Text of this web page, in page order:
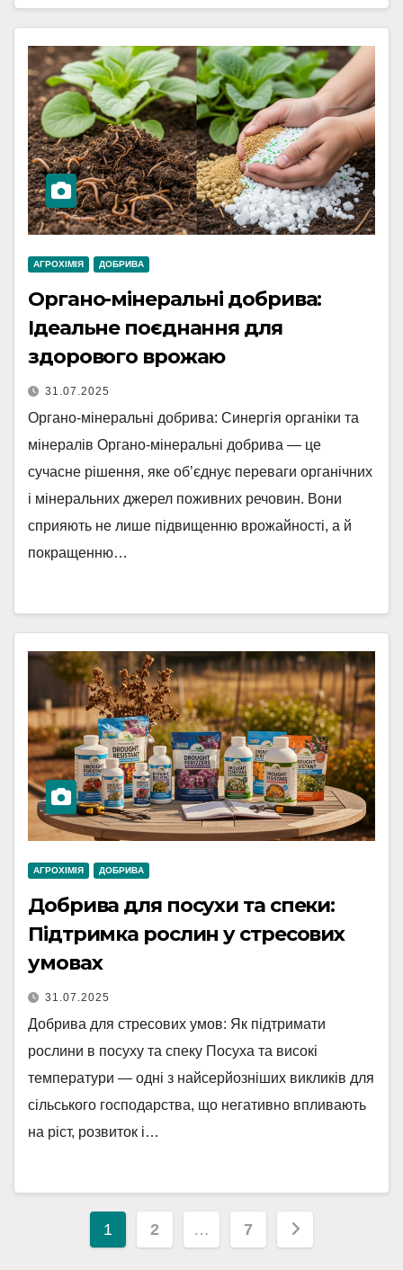
АГРОХІМІЯ ДОБРИВА
Органо-мінеральні добрива:
Ідеальне поєднання для
здорового врожаю
31.07.2025
Органо-мінеральні добрива: Синергія органіки та
мінералів Органо-мінеральні добрива — це
сучасне рішення, яке об’єднує переваги органічних
і мінеральних джерел поживних речовин. Вони
сприяють не лише підвищенню врожайності, а й
покращенню…
АГРОХІМІЯ ДОБРИВА
Добрива для посухи та спеки:
Підтримка рослин у стресових
умовах
31.07.2025
Добрива для стресових умов: Як підтримати
рослини в посуху та спеку Посуха та високі
температури — одні з найсерйозніших викликів для
сільського господарства, що негативно впливають
на ріст, розвиток і…
Навігація
1 2 … 7